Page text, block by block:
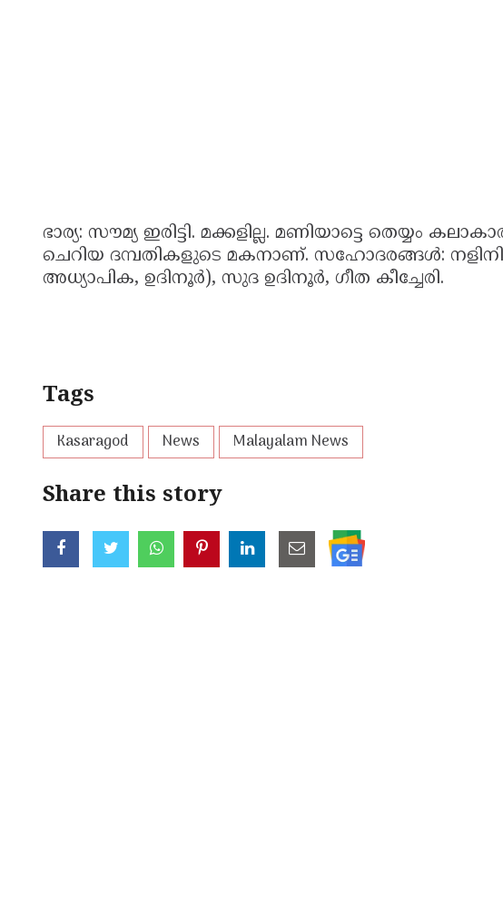
ഭാര്യ: സൗമ്യ ഇരിട്ടി. മക്കളില്ല. മണിയാട്ടെ തെയ്യം
ചെറിയ ദമ്പതികളുടെ മകനാണ്. സഹോദരങ്ങൾ: നളിനി
അധ്യാപിക, ഉദിനൂർ), സുദ ഉദിനൂർ, ഗീത കീച്ചേരി.
Tags
Kasaragod News Malayalam News
Share this story